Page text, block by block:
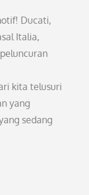
Ducati,
Italia,
kita telusuri
yang
sedang